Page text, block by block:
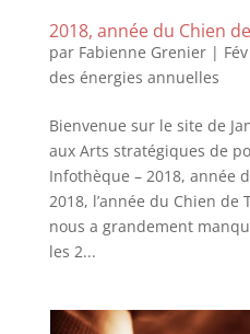
2018, année du Chien
par Fabienne Grenier|
des énergies annuelles
Bienvenue sur le site de
aux Arts stratégiques de
Infothèque – 2018, année
2018, l’année du Chien
nous a grandement
les 2...